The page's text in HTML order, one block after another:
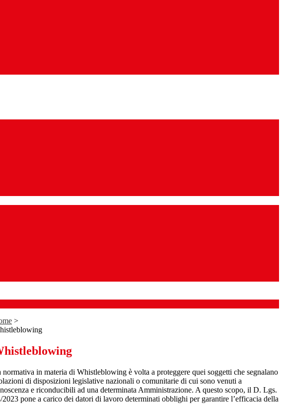
>
normativa in materia di Whistleblowing è volta a proteggere quei soggetti che segnalano
di disposizioni legislative nazionali o comunitarie di cui sono venuti a
e riconducibili ad una determinata Amministrazione. A questo scopo, il D. Lgs.
2023 pone a carico dei datori di lavoro determinati obblighi per garantire l’efficacia della